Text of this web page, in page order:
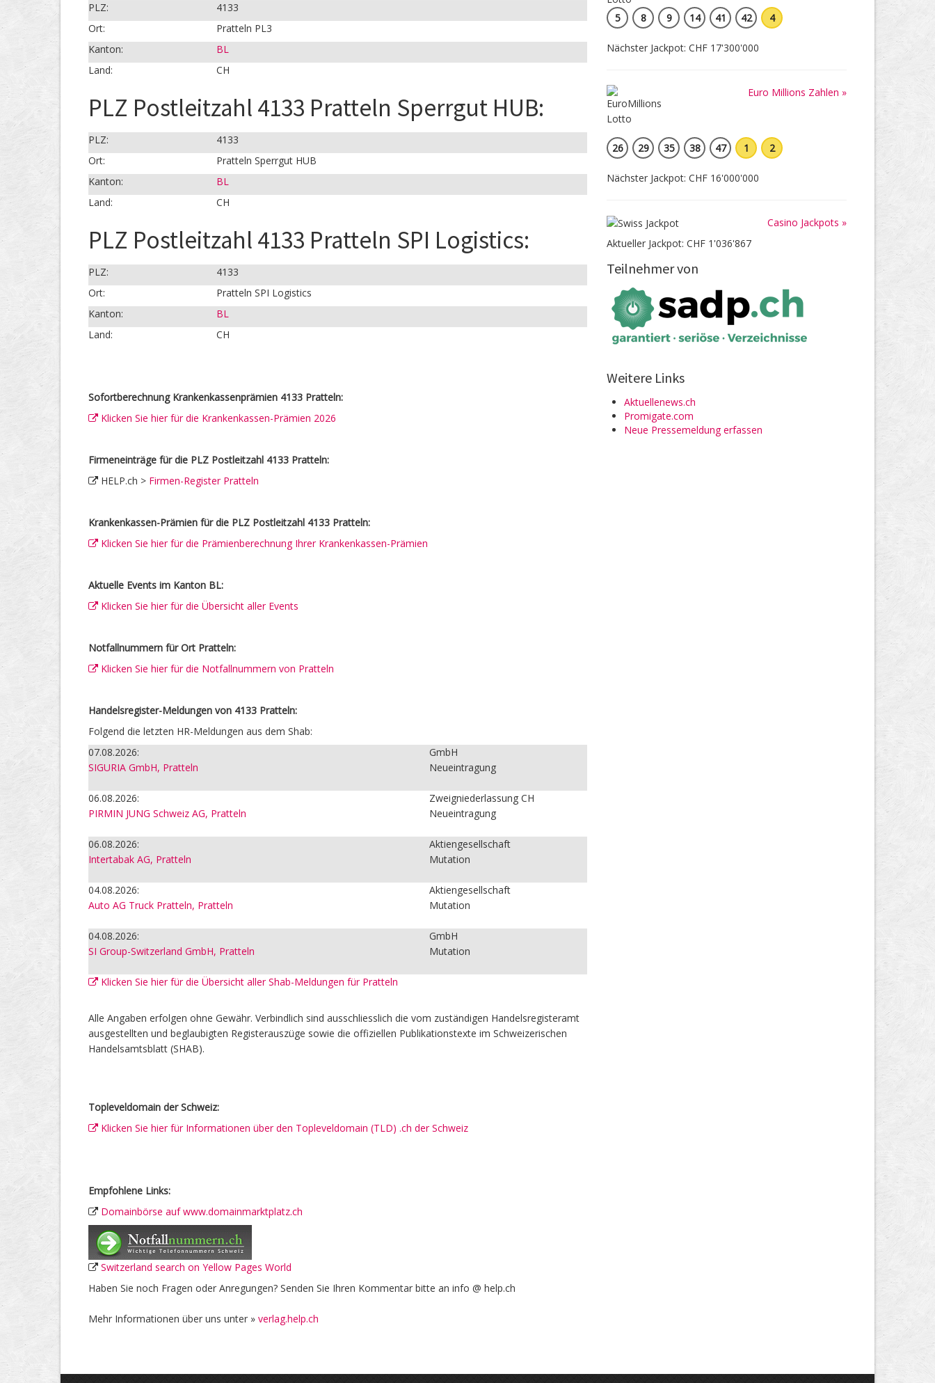
PLZ:
4133
Ort:
Pratteln PL3
Kanton:
BL
Land:
CH
PLZ Postleitzahl 4133 Pratteln Sperrgut HUB:
PLZ:
4133
Ort:
Pratteln Sperrgut HUB
Kanton:
BL
Land:
CH
PLZ Postleitzahl 4133 Pratteln SPI Logistics:
PLZ:
4133
Ort:
Pratteln SPI Logistics
Kanton:
BL
Land:
CH
Sofortberechnung Krankenkassenprämien 4133 Pratteln:
Klicken Sie hier für die Krankenkassen-Prämien 2026
Firmeneinträge für die PLZ Postleitzahl 4133 Pratteln:
HELP.ch > Firmen-Register Pratteln
Krankenkassen-Prämien für die PLZ Postleitzahl 4133 Pratteln:
Klicken Sie hier für die Prämienberechnung Ihrer Krankenkassen-Prämien
Aktuelle Events im Kanton BL:
Klicken Sie hier für die Übersicht aller Events
Notfallnummern für Ort Pratteln:
Klicken Sie hier für die Notfallnummern von Pratteln
Handelsregister-Meldungen von 4133 Pratteln:
Folgend die letzten HR-Meldungen aus dem Shab:
07.08.2026:
SIGURIA GmbH, Pratteln
GmbH
Neueintragung
06.08.2026:
PIRMIN JUNG Schweiz AG, Pratteln
Zweigniederlassung CH
Neueintragung
06.08.2026:
Intertabak AG, Pratteln
Aktiengesellschaft
Mutation
04.08.2026:
Auto AG Truck Pratteln, Pratteln
Aktiengesellschaft
Mutation
04.08.2026:
SI Group-Switzerland GmbH, Pratteln
GmbH
Mutation
Klicken Sie hier für die Übersicht aller Shab-Meldungen für Pratteln
Alle Angaben erfolgen ohne Gewähr. Verbindlich sind ausschliesslich die vom zuständigen Handelsregisteramt
ausgestellten und beglaubigten Registerauszüge sowie die offiziellen Publikationstexte im Schweizerischen
Handelsamtsblatt (SHAB).
Topleveldomain der Schweiz:
Klicken Sie hier für Informationen über den Topleveldomain (TLD) .ch der Schweiz
Empfohlene Links:
Domainbörse auf www.domainmarktplatz.ch
Switzerland search on Yellow Pages World
Haben Sie noch Fragen oder Anregungen? Senden Sie Ihren Kommentar bitte an info @ help.ch
Mehr Informationen über uns unter » verlag.help.ch
5 8 9 14 41 42 4
Nächster Jackpot: CHF 17'300'000
Euro Millions Zahlen »
26 29 35 38 47 1 2
Nächster Jackpot: CHF 16'000'000
Casino Jackpots »
Aktueller Jackpot: CHF 1'036'867
Teilnehmer von
Weitere Links
Aktuellenews.ch
Promigate.com
Neue Pressemeldung erfassen